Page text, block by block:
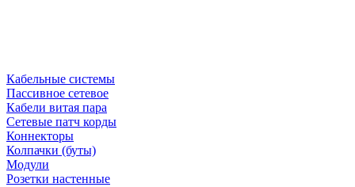
Кабельные системы
Пассивное сетевое
Кабели витая пара
Сетевые патч корды
Коннекторы
Колпачки (буты)
Модули
Розетки настенные